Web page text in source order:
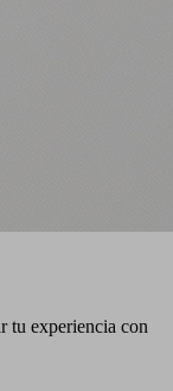
tu experiencia con